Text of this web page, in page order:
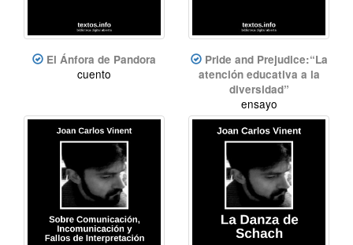
El Ánfora de Pandora
cuento
Pride and Prejudice:“La
atención educativa a la
diversidad”
ensayo